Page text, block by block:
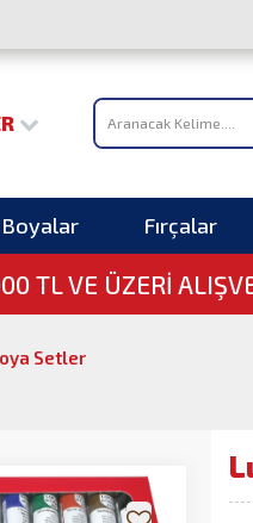
Boyalar Fırçalar
TL VE ÜZERI
Setler